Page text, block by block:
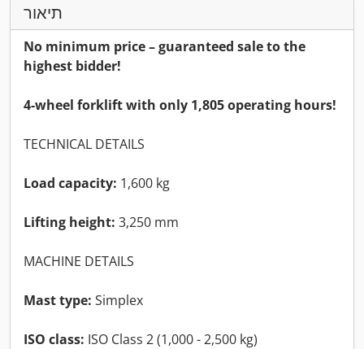
תיאור
No minimum price – guaranteed sale to the
highest bidder!
4-wheel forklift with only 1,805 operating hours!
TECHNICAL DETAILS
Load capacity: 1,600 kg
Lifting height: 3,250 mm
MACHINE DETAILS
Mast type: Simplex
ISO class: ISO Class 2 (1,000 - 2,500 kg)